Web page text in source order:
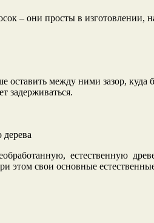
– они просты в
между ними зазор, куда
задерживаться.
дерева
естественную
этом свои основные